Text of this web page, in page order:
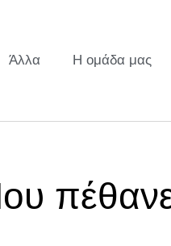
Άλλα Η ομάδα μας